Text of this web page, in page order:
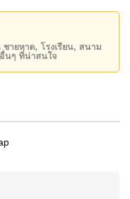
อเชีย 9 หลุม กอล์ฟ,
ราคา ฿ 4,800,000
งเมตร และยังมีให้
ายหาด, โรงเรียน, สนาม
นๆ ที่น่าสนใจ